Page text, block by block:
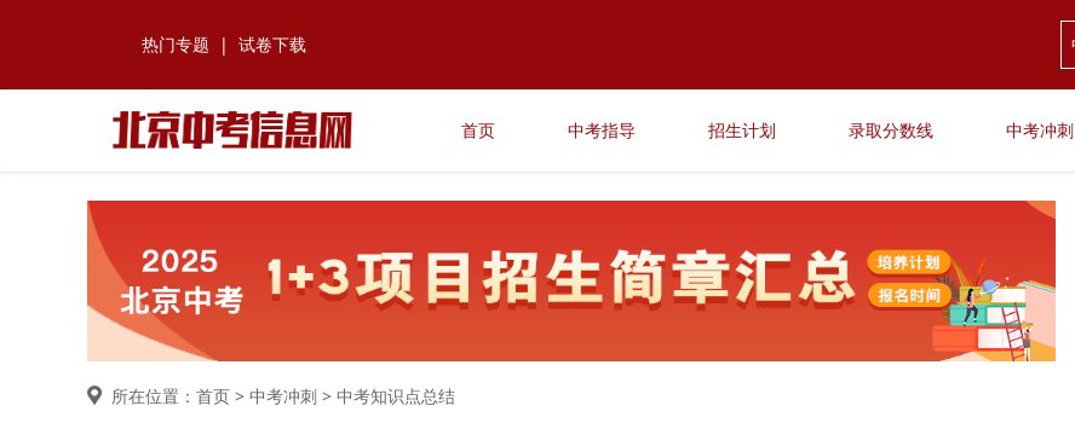
热门专题 | 试卷下载
首页 中考指导 招生计划 录取分数线 中考冲刺
所在位置：首页 > 中考冲刺 > 中考知识点总结